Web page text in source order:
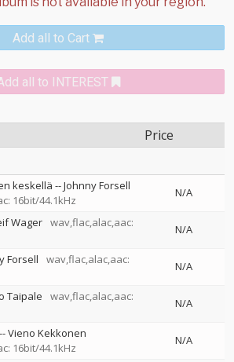
Add all to Cart
all to INTEREST
Price
keskellä --Johnny Forsell
16bit/44.1kHz
N/A
Wager wav,flac,alac,aac:
N/A
Forsell
wav,flac,alac,aac:
N/A
Taipale
wav,flac,alac,aac:
N/A
--Vieno Kekkonen
16bit/44.1kHz
N/A